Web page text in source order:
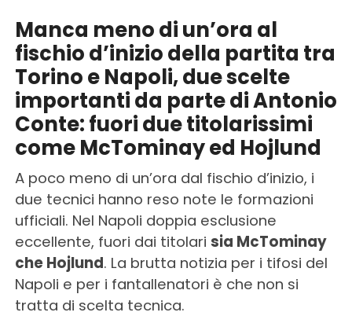
Manca meno di un’ora al
fischio d’inizio della partita tra
Torino e Napoli, due scelte
importanti da parte di Antonio
Conte: fuori due titolarissimi
come McTominay ed Hojlund
A poco meno di un’ora dal fischio d’inizio, i
due tecnici hanno reso note le formazioni
ufficiali. Nel Napoli doppia esclusione
eccellente, fuori dai titolari sia McTominay
che Hojlund. La brutta notizia per i tifosi del
Napoli e per i fantallenatori è che non si
tratta di scelta tecnica.